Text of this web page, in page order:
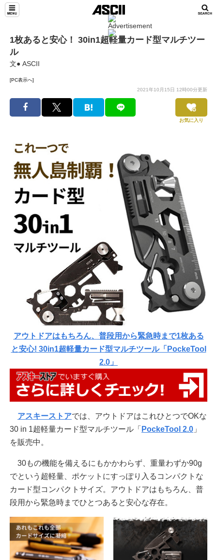
1枚あると安心！ 30in1超軽量カード型マルチツー
ル
文● ASCII
[PC表示へ]
2021年10月15日 12時00分更新
お気に入り
アウトドアはもちろん、普段用から緊急時まで1枚ある
と安心! 30in1超軽量カード型マルチツール「PockeTool
2.0」
アスキーストアでは、アウトドアはこれひとつでOKな
30 in 1超軽量カード型マルチツール「 PockeTool 2.0 」
を販売中。
30もの機能を備えるにもかかわらず、重量わずか90g
でという超軽量、ポケットにすっぽり入るコンパクトな
カード型コンパクトサイズ。アウトドアはもちろん、普
段用から緊急時までひとつあると安心な存在。